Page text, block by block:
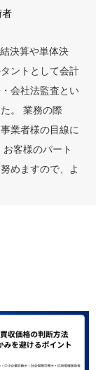
者
決算や単体決
ントとして会計
会社法監査とい
。 業務の際
業者様の目線に
客様のパート
めますので、よ